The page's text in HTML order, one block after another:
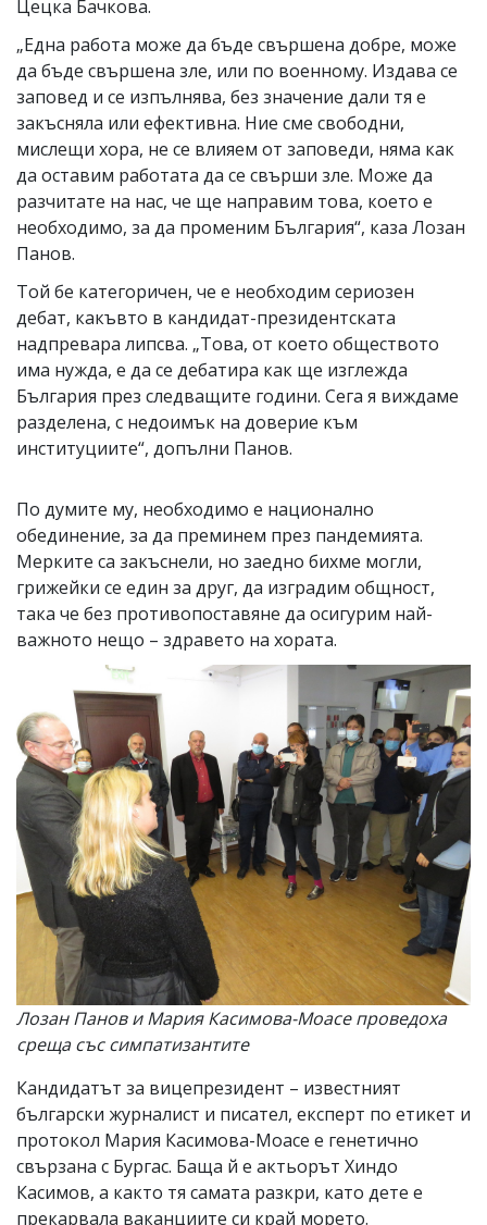
Цецка Бачкова.
„Една работа може да бъде свършена добре, може
да бъде свършена зле, или по военному. Издава се
заповед и се изпълнява, без значение дали тя е
закъсняла или ефективна. Ние сме свободни,
мислещи хора, не се влияем от заповеди, няма как
да оставим работата да се свърши зле. Може да
разчитате на нас, че ще направим това, което е
необходимо, за да променим България“, каза Лозан
Панов.
Той бе категоричен, че е необходим сериозен
дебат, какъвто в кандидат-президентската
надпревара липсва. „Това, от което обществото
има нужда, е да се дебатира как ще изглежда
България през следващите години. Сега я виждаме
разделена, с недоимък на доверие към
институциите“, допълни Панов.
По думите му, необходимо е национално
обединение, за да преминем през пандемията.
Мерките са закъснели, но заедно бихме могли,
грижейки се един за друг, да изградим общност,
така че без противопоставяне да осигурим най-
важното нещо – здравето на хората.
Лозан Панов и Мария Касимова-Моасе проведоха
среща със симпатизантите
Кандидатът за вицепрезидент – известният
български журналист и писател, експерт по етикет и
протокол Мария Касимова-Моасе е генетично
свързана с Бургас. Баща й е актьорът Хиндо
Касимов, а както тя самата разкри, като дете е
прекарвала ваканциите си край морето.